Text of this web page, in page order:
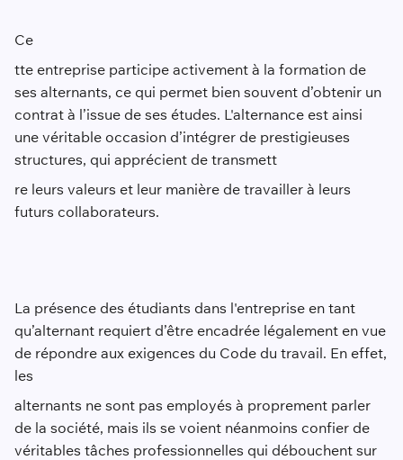
Ce
tte entreprise participe activement à la formation de
ses alternants, ce qui permet bien souvent d’obtenir un
contrat à l’issue de ses études. L'alternance est ainsi
une véritable occasion d’intégrer de prestigieuses
structures, qui apprécient de transmett
re leurs valeurs et leur manière de travailler à leurs
futurs collaborateurs.
La présence des étudiants dans l'entreprise en tant
qu’alternant requiert d’être encadrée légalement en vue
de répondre aux exigences du Code du travail. En effet,
les
alternants ne sont pas employés à proprement parler
de la société, mais ils se voient néanmoins confier de
véritables tâches professionnelles qui débouchent sur